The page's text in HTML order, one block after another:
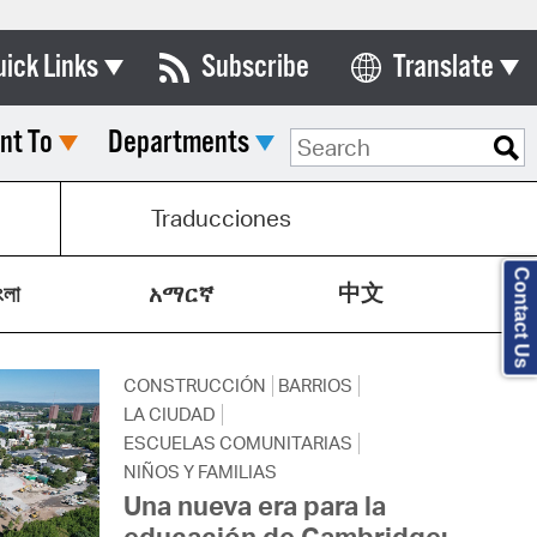
Links
& Commissions
City Council
List
& Documents
Code
Meeting Portal
Subscribe Translate
Select Language
To Departments
Traducciones
አማርኛ 中文
CONSTRUCCIÓN
BARRIOS
LA CIUDAD
ESCUELAS COMUNITARIAS
NIÑOS Y FAMILIAS
Una nueva era para la
Contact Us